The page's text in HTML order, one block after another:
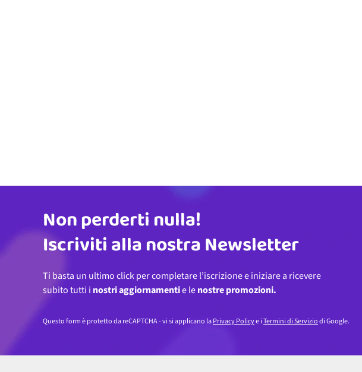
Indirizzo email
Non perderti nulla!
Iscriviti alla nostra Newsletter
Ti basta un ultimo click per completare l’iscrizione e iniziare a ricevere
subito tutti i nostri aggiornamentie lenostre promozioni.
Questo form è protetto da reCAPTCHA - vi si applicano laPrivacy Policye iTermini di Serviziodi Google.